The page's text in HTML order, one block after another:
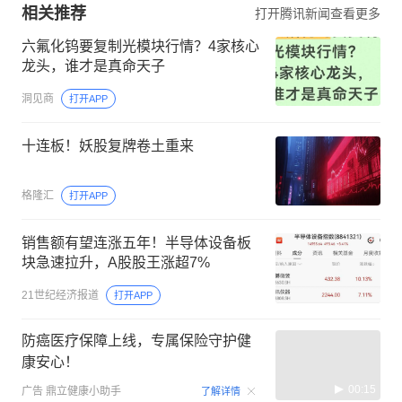
相关推荐 打开腾讯新闻查看更多
六氟化钨要复制光模块行情？4家核心
龙头，谁才是真命天子
洞见商 打开APP
十连板！妖股复牌卷土重来
格隆汇 打开APP
销售额有望连涨五年！半导体设备板
块急速拉升，A股股王涨超7%
21世纪经济报道 打开APP
防癌医疗保障上线，专属保险守护健
康安心！
广告 鼎立健康小助手 了解详情 00:15